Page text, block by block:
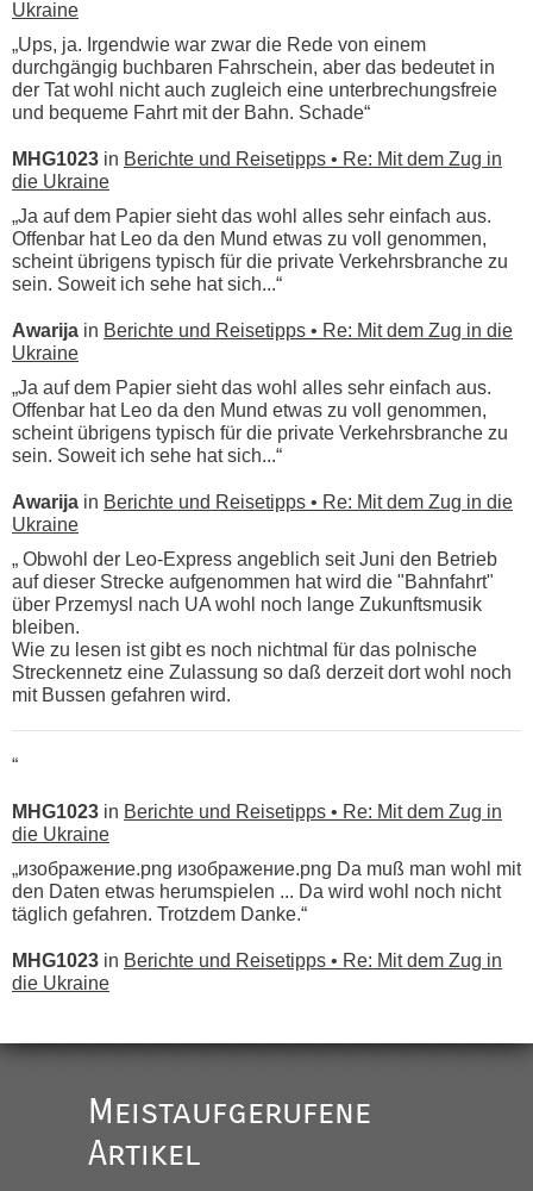
Ukraine
„Ups, ja. Irgendwie war zwar die Rede von einem
durchgängig buchbaren Fahrschein, aber das bedeutet in
der Tat wohl nicht auch zugleich eine unterbrechungsfreie
und bequeme Fahrt mit der Bahn. Schade“
MHG1023 in Berichte und Reisetipps • Re: Mit dem Zug in
die Ukraine
„Ja auf dem Papier sieht das wohl alles sehr einfach aus.
Offenbar hat Leo da den Mund etwas zu voll genommen,
scheint übrigens typisch für die private Verkehrsbranche zu
sein. Soweit ich sehe hat sich...“
Awarija in Berichte und Reisetipps • Re: Mit dem Zug in die
Ukraine
„Ja auf dem Papier sieht das wohl alles sehr einfach aus.
Offenbar hat Leo da den Mund etwas zu voll genommen,
scheint übrigens typisch für die private Verkehrsbranche zu
sein. Soweit ich sehe hat sich...“
Awarija in Berichte und Reisetipps • Re: Mit dem Zug in die
Ukraine
„ Obwohl der Leo-Express angeblich seit Juni den Betrieb
auf dieser Strecke aufgenommen hat wird die "Bahnfahrt"
über Przemysl nach UA wohl noch lange Zukunftsmusik
bleiben.
Wie zu lesen ist gibt es noch nichtmal für das polnische
Streckennetz eine Zulassung so daß derzeit dort wohl noch
mit Bussen gefahren wird.
“
MHG1023 in Berichte und Reisetipps • Re: Mit dem Zug in
die Ukraine
„изображение.png изображение.png Da muß man wohl mit
den Daten etwas herumspielen ... Da wird wohl noch nicht
täglich gefahren. Trotzdem Danke.“
MHG1023 in Berichte und Reisetipps • Re: Mit dem Zug in
die Ukraine
Ist korrekt, aber ich finde man hätte trotzdem im Text gleich
darauf hinweisen können.
War aber nicht "böse" gemeint ...
Meistaufgerufene
Artikel